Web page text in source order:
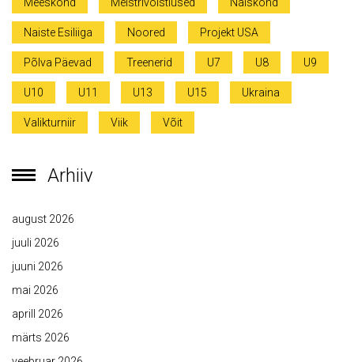
Naiste Esiliiga Noored Projekt USA
Põlva Päevad Treenerid U7 U8 U9
U10 U11 U13 U15 Ukraina
Valikturniir Viik Võit
Arhiiv
august 2026
juuli 2026
juuni 2026
mai 2026
aprill 2026
märts 2026